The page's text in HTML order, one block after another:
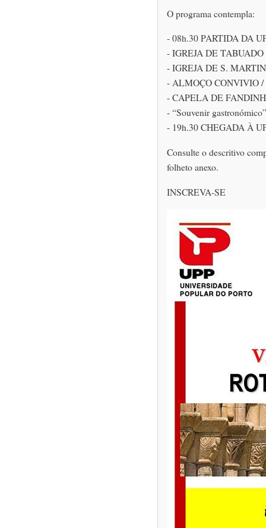
O programa contempla:
- 08h.30 PARTIDA DA
- IGREJA DE TABUADO
- IGREJA DE S.
- ALMOÇO CONVIVIO
- CAPELA DE
- “Souvenir
- 19h.30 CHEGADA À
Consulte o descritivo
folheto anexo.
INSCREVA-SE